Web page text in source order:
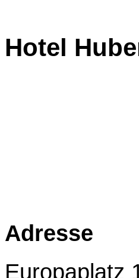
Hotel
Adresse
Europaplatz